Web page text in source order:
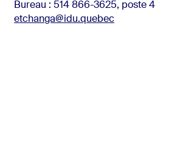
Bureau : 514 866-3625, poste 4
etchanga@idu.quebec